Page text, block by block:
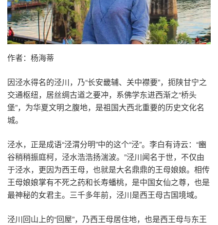
作者：杨海蒂
因泾水得名的泾川，乃“长安畿辅、关中襟要”，扼陕甘宁之
交通枢纽，居丝绸古道之要冲，系佛学东进西渐之“桥头
堡”，为华夏文明之腹地，是祖国大西北重要的历史文化名
城。
泾水，正是成语“泾渭分明”中的这个“泾”。李白有诗云：“豳
谷稍稍振庭柯，泾水浩浩扬湍波。”泾川闻名于世，不仅由
于泾水，更因为西王母，也就是大名鼎鼎的王母娘娘。相传
王母娘娘掌有不死之药和长寿蟠桃，是中国女仙之尊，也是
最神秘的女君主。三千多年前，泾川是西王母古国境域。
泾川回山上的“回屋”，乃西王母居住地，也是西王母与东王